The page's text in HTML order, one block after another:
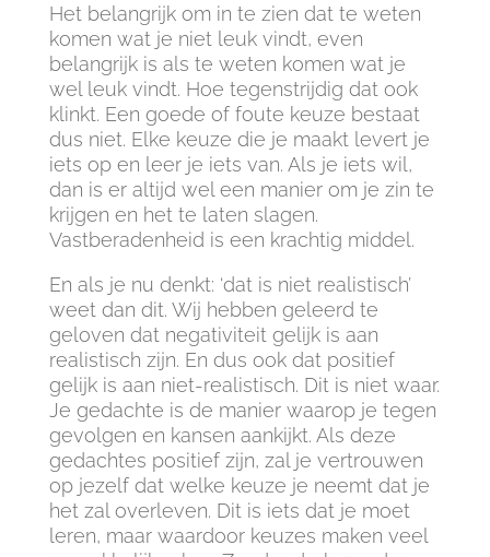
Het belangrijk om in te zien dat te weten
komen wat je niet leuk vindt, even
belangrijk is als te weten komen wat je
wel leuk vindt. Hoe tegenstrijdig dat ook
klinkt. Een goede of foute keuze bestaat
dus niet. Elke keuze die je maakt levert je
iets op en leer je iets van. Als je iets wil,
dan is er altijd wel een manier om je zin te
krijgen en het te laten slagen.
Vastberadenheid is een krachtig middel.
En als je nu denkt: ‘dat is niet realistisch’
weet dan dit. Wij hebben geleerd te
geloven dat negativiteit gelijk is aan
realistisch zijn. En dus ook dat positief
gelijk is aan niet-realistisch. Dit is niet waar.
Je gedachte is de manier waarop je tegen
gevolgen en kansen aankijkt. Als deze
gedachtes positief zijn, zal je vertrouwen
op jezelf dat welke keuze je neemt dat je
het zal overleven. Dit is iets dat je moet
leren, maar waardoor keuzes maken veel